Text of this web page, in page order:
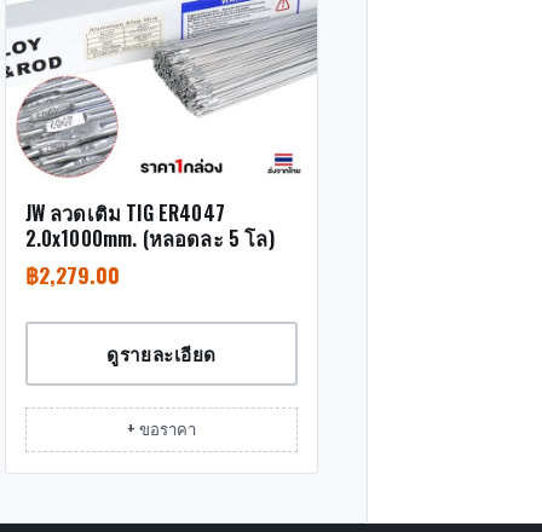
JW ลวดเติม TIG ER4047
2.0x1000mm. (หลอดละ 5 โล)
฿2,279.00
ดูรายละเอียด
+ ขอราคา